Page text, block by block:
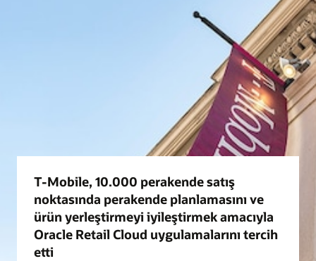
T-Mobile, 10.000 perakende satış
noktasında perakende planlamasını ve
ürün yerleştirmeyi iyileştirmek amacıyla
Oracle Retail Cloud uygulamalarını tercih
etti